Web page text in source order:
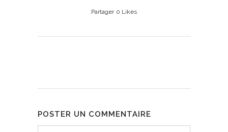
Partager 0 Likes
POSTER UN COMMENTAIRE